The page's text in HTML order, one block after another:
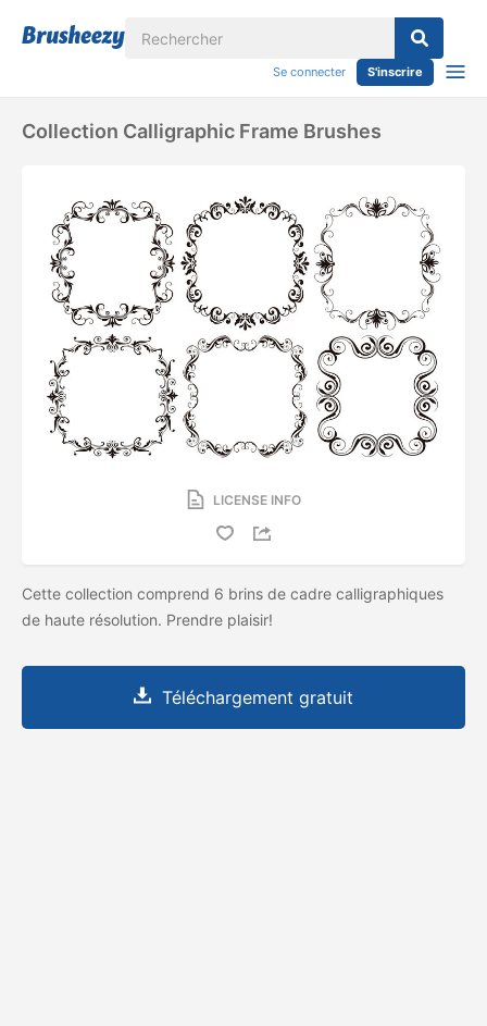
Se connecter S'inscrire
Collection Calligraphic Frame Brushes
LICENSE INFO
Cette collection comprend 6 brins de cadre calligraphiques
de haute résolution. Prendre plaisir!
Téléchargement gratuit